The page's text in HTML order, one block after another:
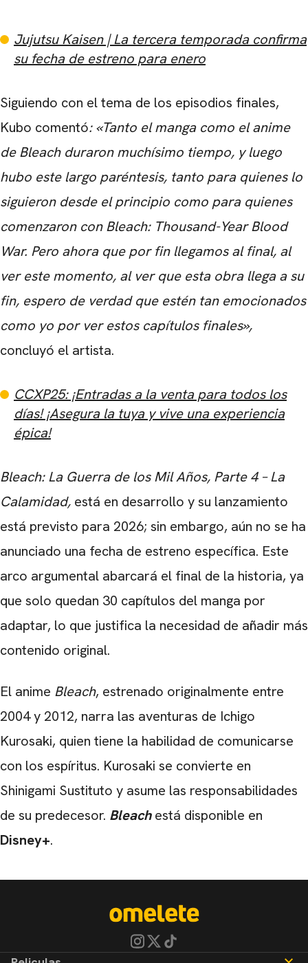
Jujutsu Kaisen | La tercera temporada confirma
su fecha de estreno para enero
Siguiendo con el tema de los episodios finales,
Kubo comentó: «Tanto el manga como el anime
de Bleach duraron muchísimo tiempo, y luego
hubo este largo paréntesis, tanto para quienes lo
siguieron desde el principio como para quienes
comenzaron con Bleach: Thousand-Year Blood
War. Pero ahora que por fin llegamos al final, al
ver este momento, al ver que esta obra llega a su
fin, espero de verdad que estén tan emocionados
como yo por ver estos capítulos finales»,
concluyó el artista.
CCXP25: ¡Entradas a la venta para todos los
días! ¡Asegura la tuya y vive una experiencia
épica!
Bleach: La Guerra de los Mil Años, Parte 4 – La
Calamidad, está en desarrollo y su lanzamiento
está previsto para 2026; sin embargo, aún no se ha
anunciado una fecha de estreno específica. Este
arco argumental abarcará el final de la historia, ya
que solo quedan 30 capítulos del manga por
adaptar, lo que justifica la necesidad de añadir más
contenido original.
El anime Bleach, estrenado originalmente entre
2004 y 2012, narra las aventuras de Ichigo
Kurosaki, quien tiene la habilidad de comunicarse
con los espíritus. Kurosaki se convierte en
Shinigami Sustituto y asume las responsabilidades
de su predecesor. Bleachestá disponible en
Disney+.
CARREGANDO PUBLICIDADE